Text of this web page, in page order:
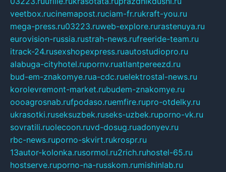
veetbox.rucinemapost.ruciam-fr.rukraft-you.ru
mega-press.ru03223.ruweb-explore.rurastenuya.ru
eurovision-russia.rustrah-news.rufreeride-team.ru
itrack-24.rusexshopexpress.ruautostudiopro.ru
alabuga-cityhotel.rupornv.ruatlantpereezd.ru
bud-em-znakomye.rua-cdc.ruelektrostal-news.ru
korolevremont-market.rubudem-znakomye.ru
oooagrosnab.rufpodaso.ruemfire.rupro-otdelky.ru
ukrasotki.ruseksuzbek.ruseks-uzbek.ruporno-vk.ru
sovratili.ruolecoon.ruvd-dosug.ruadonyev.ru
rbc-news.ruporno-skvirt.rukrospr.ru
13autor-kolonka.rusormol.ru2rich.ruhostel-65.ru
hostserve.ruporno-na-russkom.rumishinlab.ru